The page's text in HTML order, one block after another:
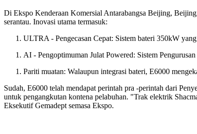
Di Ekspo Kenderaan Komersial Antarabangsa Beijing,
serantau. Inovasi utama termasuk:
ULTRA - Pengecasan Cepat: Sistem bateri 350kW
AI - Pengoptimuman Julat Powered: Sistem
Pariti muatan: Walaupun integrasi bateri, E6000
Sudah, E6000 telah mendapat perintah pra -perintah dari
untuk pengangkutan kontena pelabuhan. "Trak elektrik
Eksekutif Gemadept semasa Ekspo.